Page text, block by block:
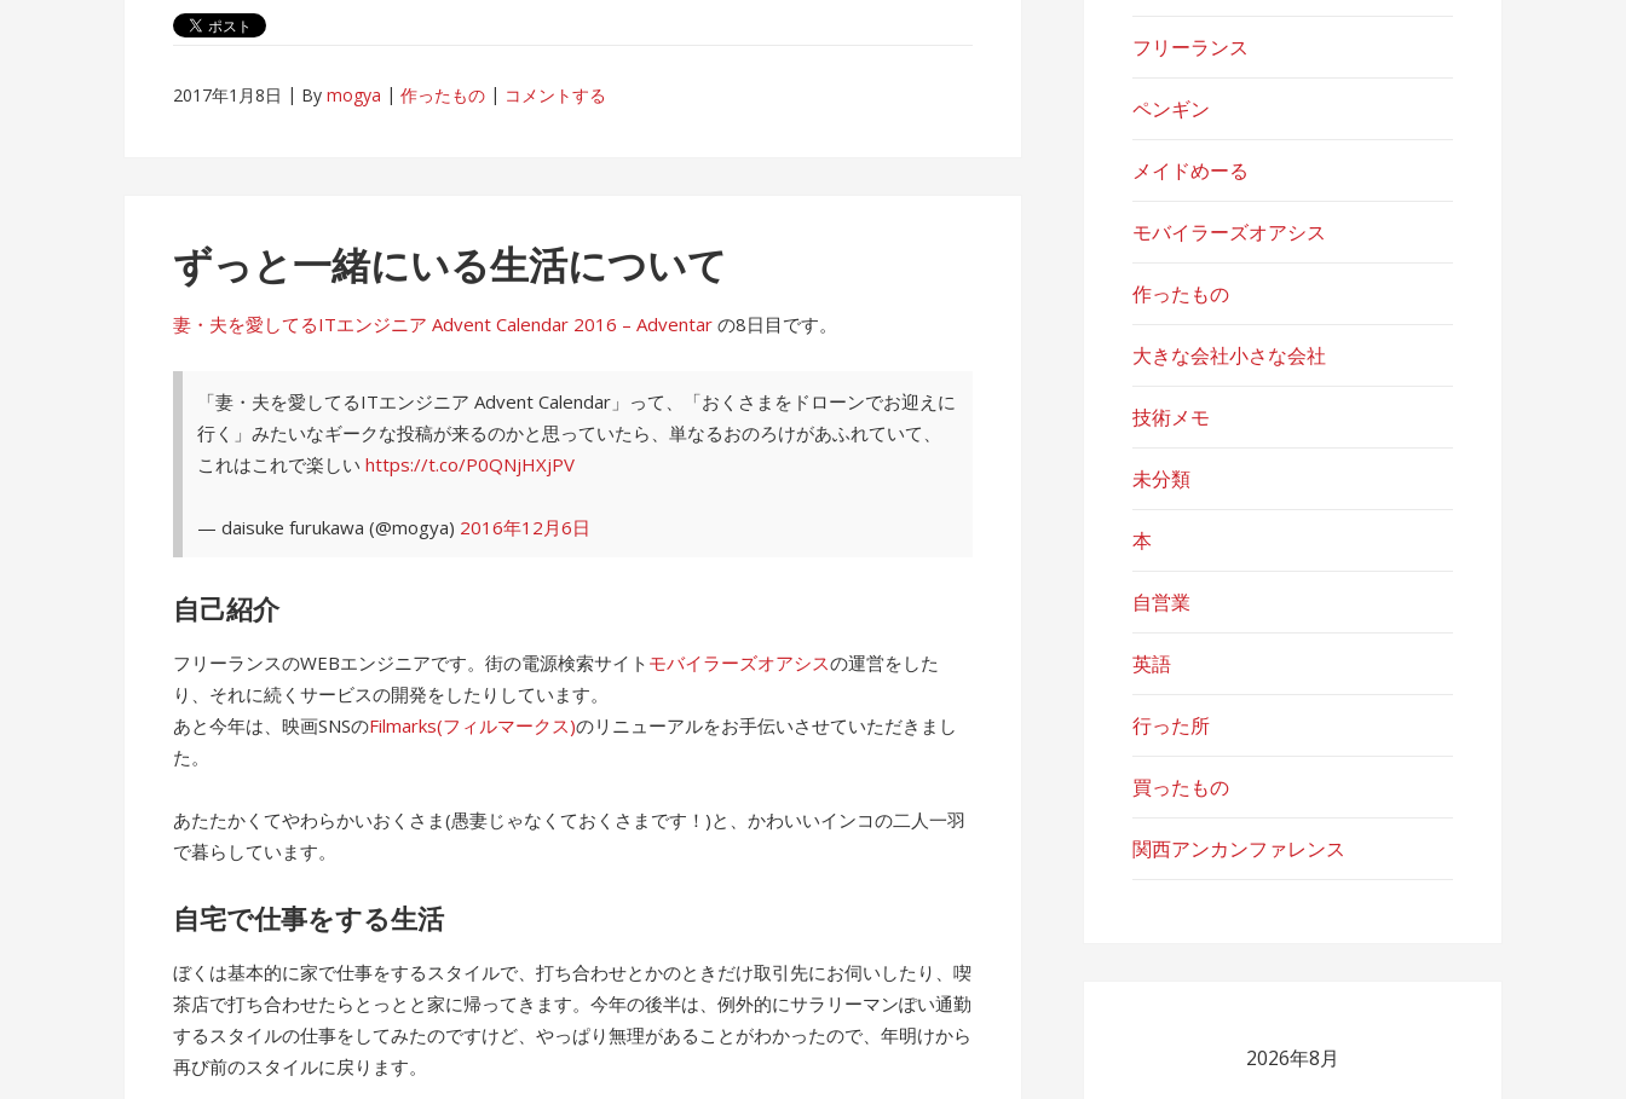
2017年1月8日 By mogya 作ったもの コメントする
ずっと一緒にいる生活について
妻・夫を愛してるITエンジニア Advent Calendar 2016 – Adventar の8日目です。
「妻・夫を愛してるITエンジニア Advent Calendar」って、「おくさまをドローンでお迎えに
行く」みたいなギークな投稿が来るのかと思っていたら、単なるおのろけがあふれていて、
これはこれで楽しい https://t.co/P0QNjHXjPV
— daisuke furukawa (@mogya) 2016年12月6日
自己紹介
フリーランスのWEBエンジニアです。街の電源検索サイト モバイラーズオアシスの運営をした
り、それに続くサービスの開発をしたりしています。
あと今年は、映画SNSのFilmarks(フィルマークス)のリニューアルをお手伝いさせていただきまし
た。
あたたかくてやわらかいおくさま(愚妻じゃなくておくさまです！)と、かわいいインコの二人一羽
で暮らしています。
自宅で仕事をする生活
ぼくは基本的に家で仕事をするスタイルで、打ち合わせとかのときだけ取引先にお伺いしたり、喫
茶店で打ち合わせたらとっとと家に帰ってきます。今年の後半は、例外的にサラリーマンぽい通勤
するスタイルの仕事をしてみたのですけど、やっぱり無理があることがわかったので、年明けから
再び前のスタイルに戻ります。
フリーランス
ペンギン
メイドめーる
モバイラーズオアシス
作ったもの
大きな会社小さな会社
技術メモ
未分類
本
自営業
英語
行った所
買ったもの
関西アンカンファレンス
2026年8月